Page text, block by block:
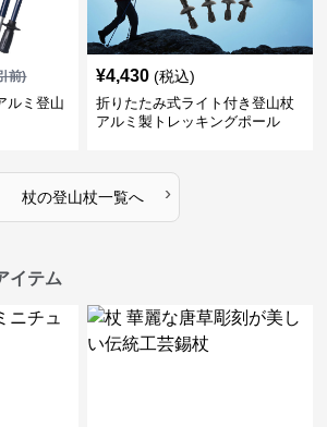
前)
ルミ登山
¥4,430 (税込)
折りたたみ式ライト付き登山杖
アルミ製トレッキングポール
杖の登山杖一覧へ ›
イテム